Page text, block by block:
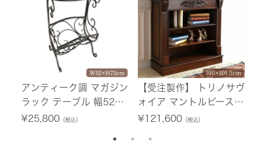
アンティーク調 マガジン
ラック テーブル 幅52cm
小型家具 【送料無料】
¥25,800（税込）
【受注製作】 トリノサヴ
ォイア マントルピース
ブラウン 幅100cm 【送
¥121,600（税込）